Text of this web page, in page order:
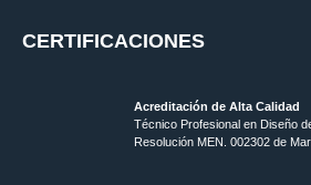
CERTIFICACIONES
Acreditación de Alta Calidad
Técnico Profesional en Diseño
Resolución MEN. 002302 de